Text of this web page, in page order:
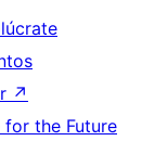
↗
for the Future